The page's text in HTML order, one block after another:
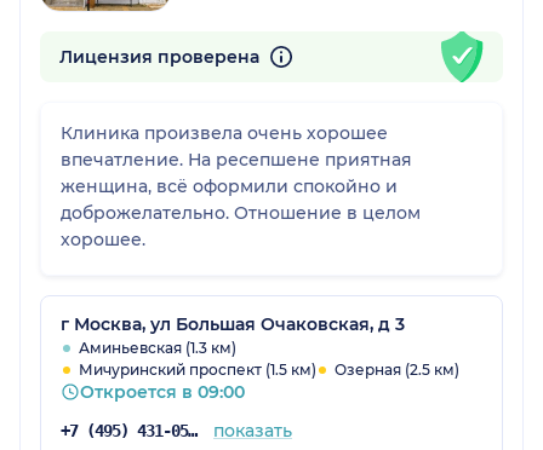
Лицензия проверена
Клиника произвела очень хорошее
впечатление. На ресепшене приятная
женщина, всё оформили спокойно и
доброжелательно. Отношение в целом
хорошее.
г Москва, ул Большая Очаковская, д 3
Аминьевская (1.3 км)
Мичуринский проспект (1.5 км)
Озерная (2.5 км)
Откроется в 09:00
+7 (495) 431-05-68 показать